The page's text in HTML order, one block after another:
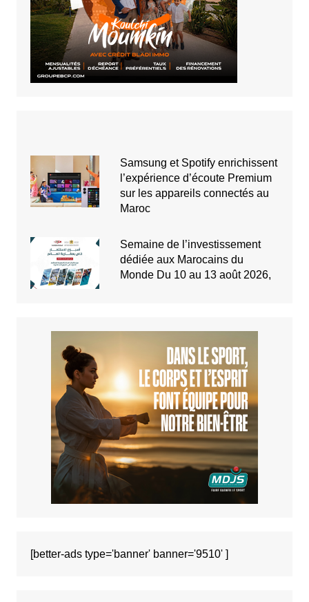
Samsung et Spotify enrichissent
l’expérience d’écoute Premium
sur les appareils connectés au
Maroc
Semaine de l’investissement
dédiée aux Marocains du
Monde Du 10 au 13 août 2026,
[better-ads type='banner' banner='9510' ]